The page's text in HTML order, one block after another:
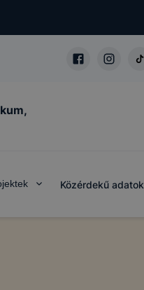
Közérdekű adatok